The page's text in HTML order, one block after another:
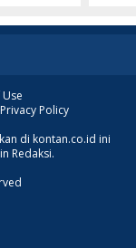
Privacy Policy
di kontan.co.id ini
Redaksi.